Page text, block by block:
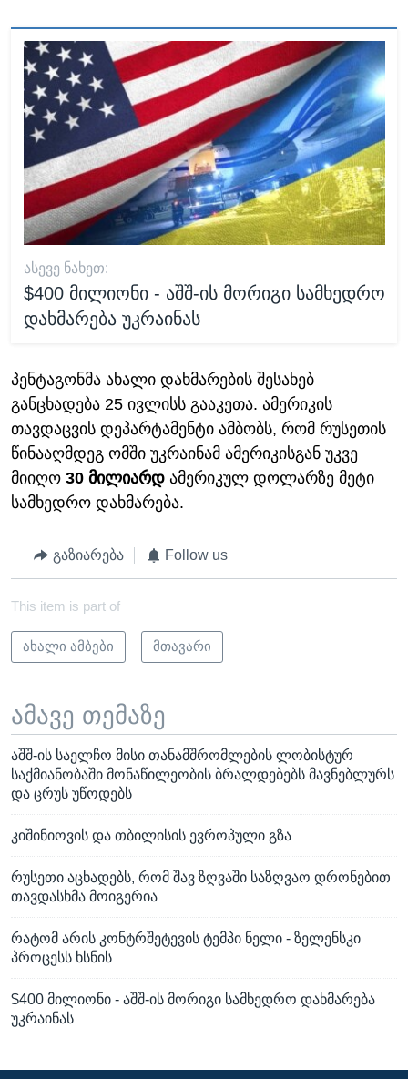
ᲐᲡᲔᲕᲔ ᲜᲐᲮᲔᲗ:
$400 მილიონი - აშშ-ის მორიგი სამხედრო
დახმარება უკრაინას
პენტაგონმა ახალი დახმარების შესახებ
განცხადება 25 ივლისს გააკეთა. ამერიკის
თავდაცვის დეპარტამენტი ამბობს, რომ რუსეთის
წინააღმდეგ ომში უკრაინამ ამერიკისგან უკვე
მიიღო 30 მილიარდ ამერიკულ დოლარზე მეტი
სამხედრო დახმარება.
გაზიარება Follow us
This item is part of
ახალი ამბები მთავარი
ამავე თემაზე
აშშ-ის საელჩო მისი თანამშრომლების ლობისტურ
საქმიანობაში მონაწილეობის ბრალდებებს მავნებლურს
და ცრუს უწოდებს
კიშინიოვის და თბილისის ევროპული გზა
რუსეთი აცხადებს, რომ შავ ზღვაში საზღვაო დრონებით
თავდასხმა მოიგერია
რატომ არის კონტრშეტევის ტემპი ნელი - ზელენსკი
პროცესს ხსნის
$400 მილიონი - აშშ-ის მორიგი სამხედრო დახმარება
უკრაინას